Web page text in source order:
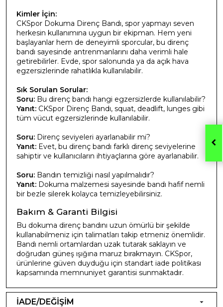
Kimler İçin:
CKSpor Dokuma Direnç Bandı, spor yapmayı seven
herkesin kullanımına uygun bir ekipman. Hem yeni
başlayanlar hem de deneyimli sporcular, bu direnç
bandı sayesinde antrenmanlarını daha verimli hale
getirebilirler. Evde, spor salonunda ya da açık hava
egzersizlerinde rahatlıkla kullanılabilir.
Sık Sorulan Sorular:
Soru: Bu direnç bandı hangi egzersizlerde kullanılabilir?
Yanıt: CKSpor Direnç Bandı, squat, deadlift, lunges gibi
tüm vücut egzersizlerinde kullanılabilir.
Soru: Direnç seviyeleri ayarlanabilir mi?
Yanıt: Evet, bu direnç bandı farklı direnç seviyelerine
sahiptir ve kullanıcıların ihtiyaçlarına göre ayarlanabilir.
Soru: Bandın temizliği nasıl yapılmalıdır?
Yanıt: Dokuma malzemesi sayesinde bandı hafif nemli
bir bezle silerek kolayca temizleyebilirsiniz.
Bakım & Garanti Bilgisi
Bu dokuma direnç bandını uzun ömürlü bir şekilde
kullanabilmeniz için talimatları takip etmeniz önemlidir.
Bandı nemli ortamlardan uzak tutarak saklayın ve
doğrudan güneş ışığına maruz bırakmayın. CKSpor,
ürünlerine güven duyduğu için standart iade politikası
kapsamında memnuniyet garantisi sunmaktadır.
İADE/DEĞİŞİM